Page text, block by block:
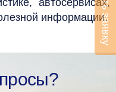
автосервисах,
информации.